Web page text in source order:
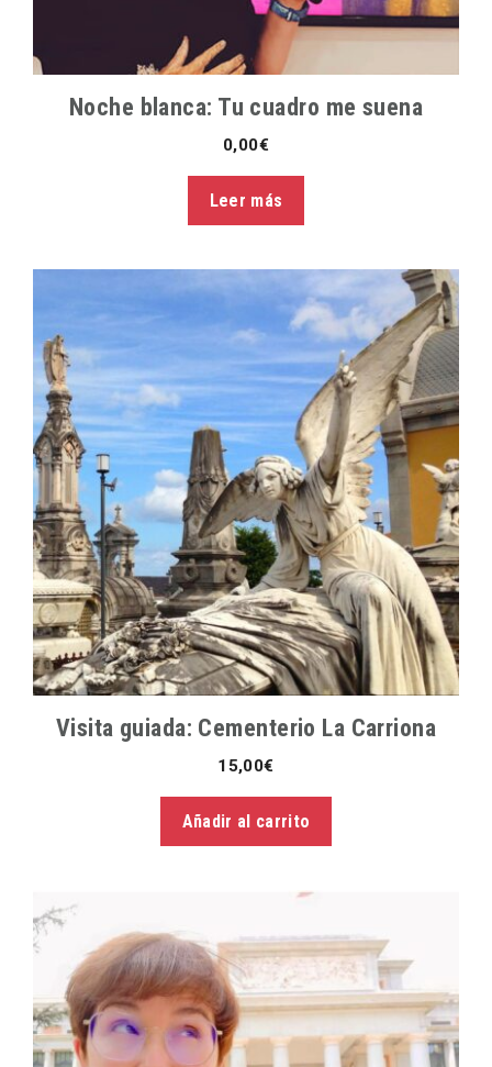
Noche blanca: Tu cuadro me suena
0,00€
Leer más
Visita guiada: Cementerio La Carriona
15,00€
Añadir al carrito